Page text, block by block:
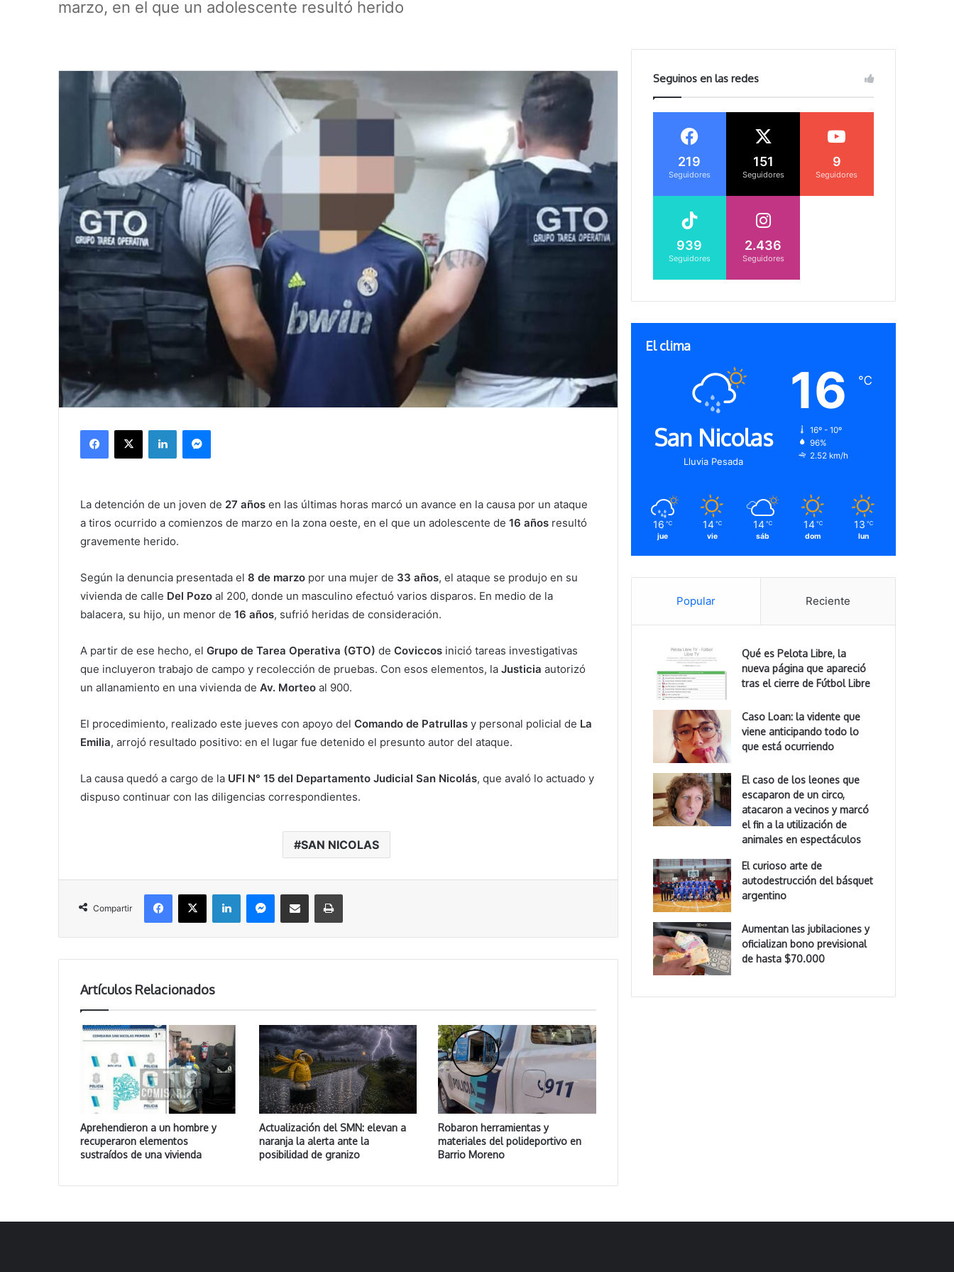
marzo, en el que un adolescente resultó herido
X LinkedIn
La detención de un joven de 27 años en las últimas horas marcó un avance en la causa por un ataque
a tiros ocurrido a comienzos de marzo en la zona oeste, en el que un adolescente de16 años resultó
gravemente herido.
Según la denuncia presentada el8 de marzo por una mujer de 33 años, el ataque se produjo en su
vivienda de calle Del Pozo al 200, donde un masculino efectuó varios disparos. En medio de la
balacera, su hijo, un menor de16 años, sufrió heridas de consideración.
A partir de ese hecho, elGrupo de Tarea Operativa (GTO) deCoviccos inició tareas investigativas
que incluyeron trabajo de campo y recolección de pruebas. Con esos elementos, laJusticia autorizó
un allanamiento en una vivienda deAv. Morteo al 900.
El procedimiento, realizado este jueves con apoyo delComando de Patrullas y personal policial de La
Emilia, arrojó resultado positivo: en el lugar fue detenido el presunto autor del ataque.
La causa quedó a cargo de la UFI N° 15 del Departamento Judicial San Nicolás, que avaló lo actuado y
dispuso continuar con las diligencias correspondientes.
SAN NICOLAS
Compartir
X LinkedIn Compartir vía correo electrónico
Artículos Relacionados
Aprehendieron a un hombre y
recuperaron elementos
sustraídos de una vivienda
Actualización del SMN: elevan a
naranja la alerta ante la
posibilidad de granizo
Robaron herramientas y
materiales del polideportivo en
Barrio Moreno
Seguinos en las redes
219
Seguidores
151
Seguidores
9
Seguidores
939
Seguidores
2.436
Seguidores
El clima
San Nicolas
Lluvia Pesada
16 ℃
16º - 10º
96%
2.52 km/h
16 ℃
jue
14 ℃
vie
14 ℃
sáb
14 ℃
dom
13 ℃
lun
Popular Reciente
Qué es Pelota Libre, la
nueva página que apareció
tras el cierre de Fútbol Libre
Caso Loan: la vidente que
viene anticipando todo lo
que está ocurriendo
El caso de los leones que
escaparon de un circo,
atacaron a vecinos y marcó
el fin a la utilización de
animales en espectáculos
El curioso arte de
autodestrucción del básquet
argentino
Aumentan las jubilaciones y
oficializan bono previsional
de hasta $70.000